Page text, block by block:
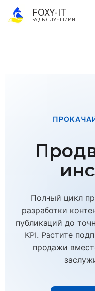
FOXY-IT
БУДЬ С ЛУЧШИМИ
ПРОКАЧАЙ
Полный цикл
разработки
публикаций до
KPI. Растите
продажи